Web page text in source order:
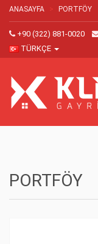
ANASAYFA PORTFÖY
+90 (322) 881-0020
TÜRKÇE
PORTFÖY